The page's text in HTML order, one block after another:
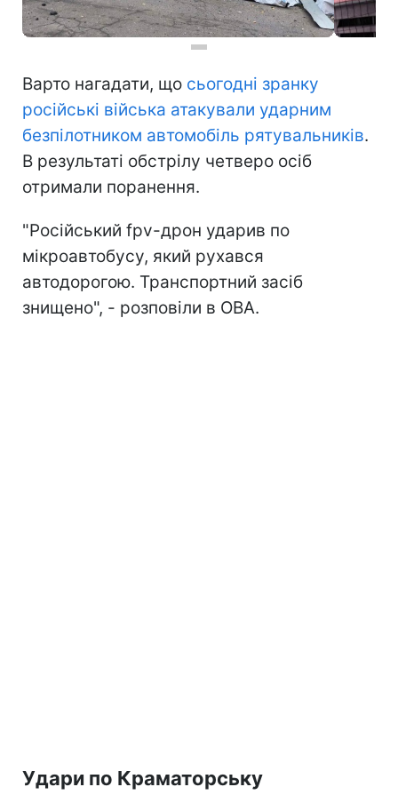
Варто нагадати, що сьогодні зранку
російські війська атакували ударним
безпілотником автомобіль рятувальників.
В результаті обстрілу четверо осіб
отримали поранення.
"Російський fpv-дрон ударив по
мікроавтобусу, який рухався
автодорогою. Транспортний засіб
знищено", - розповіли в ОВА.
Удари по Краматорську